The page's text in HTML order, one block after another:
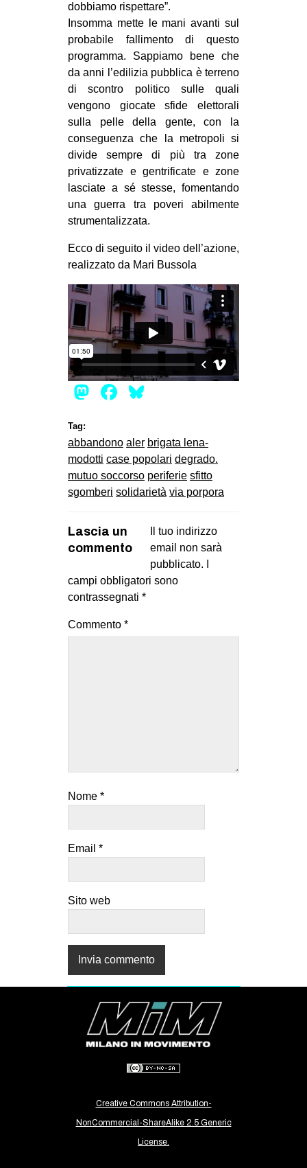
dobbiamo rispettare”.
Insomma mette le mani avanti sul
probabile fallimento di questo
programma. Sappiamo bene che
da anni l’edilizia pubblica è terreno
di scontro politico sulle quali
vengono giocate sfide elettorali
sulla pelle della gente, con la
conseguenza che la metropoli si
divide sempre di più tra zone
privatizzate e gentrificate e zone
lasciate a sé stesse, fomentando
una guerra tra poveri abilmente
strumentalizzata.
Ecco di seguito il video dell’azione,
realizzato da Mari Bussola
Mastodon
Facebook
Tag:
abbandono aler brigata lena-
modotti case popolari degrado.
mutuo soccorso periferie sfitto
sgomberi solidarietà via porpora
Lascia un
commento
Il tuo indirizzo
email non sarà
pubblicato.
campi obbligatori sono
contrassegnati *
Commento *
Nome *
Email *
Sito web
Creative Commons Attribution-
NonCommercial-ShareAlike 2.5 Generic
License.